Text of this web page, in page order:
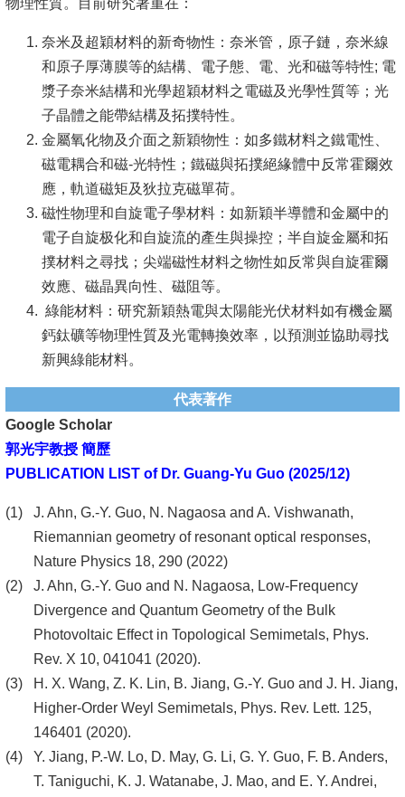
物理性質。目前研究著重在：
奈米及超穎材料的新奇物性：奈米管，原子鏈，奈米線
和原子厚薄膜等的結構、電子態、電、光和磁等特性; 電
漿子奈米結構和光學超穎材料之電磁及光學性質等；光
子晶體之能帶結構及拓撲特性。
金屬氧化物及介面之新穎物性：如多鐵材料之鐵電性、
磁電耦合和磁-光特性；鐵磁與拓撲絕緣體中反常霍爾效
應，軌道磁矩及狄拉克磁單荷。
磁性物理和自旋電子學材料：如新穎半導體和金屬中的
電子自旋极化和自旋流的產生與操控；半自旋金屬和拓
撲材料之尋找；尖端磁性材料之物性如反常與自旋霍爾
效應、磁晶異向性、磁阻等。
綠能材料：研究新穎熱電與太陽能光伏材料如有機金屬
鈣鈦礦等物理性質及光電轉換效率，以預測並協助尋找
新興綠能材料。
代表著作
Google Scholar
郭光宇教授 簡歷
PUBLICATION LIST of Dr. Guang-Yu Guo (2025/12)
J. Ahn, G.-Y. Guo, N. Nagaosa and A. Vishwanath,
Riemannian geometry of resonant optical responses,
Nature Physics 18, 290 (2022)
J. Ahn, G.-Y. Guo and N. Nagaosa, Low-Frequency
Divergence and Quantum Geometry of the Bulk
Photovoltaic Effect in Topological Semimetals, Phys.
Rev. X 10, 041041 (2020).
H. X. Wang, Z. K. Lin, B. Jiang, G.-Y. Guo and J. H. Jiang,
Higher-Order Weyl Semimetals, Phys. Rev. Lett. 125,
146401 (2020).
Y. Jiang, P.-W. Lo, D. May, G. Li, G. Y. Guo, F. B. Anders,
T. Taniguchi, K. J. Watanabe, J. Mao, and E. Y. Andrei,